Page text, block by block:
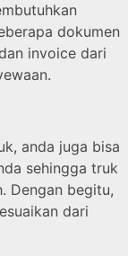
dokumen
invoice dari
anda juga bisa
sehingga truk
Dengan begitu,
dari